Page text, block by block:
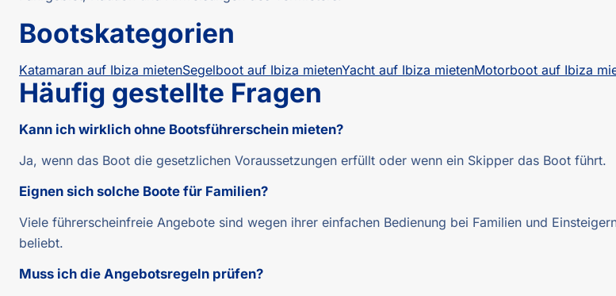
Bootskategorien
Katamaran auf Ibiza mietenSegelboot auf Ibiza mietenYacht auf Ibiza mietenMotorboot auf Ibiza
Häufig gestellte Fragen
Kann ich wirklich ohne Bootsführerschein mieten?
Ja, wenn das Boot die gesetzlichen Voraussetzungen erfüllt oder wenn ein Skipper das Boot führt.
Eignen sich solche Boote für Familien?
Viele führerscheinfreie Angebote sind wegen ihrer einfachen Bedienung bei Familien und
beliebt.
Muss ich die Angebotsregeln prüfen?